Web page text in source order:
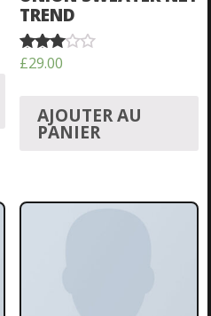
TREND
Note
£29.00
AJOUTER AU
PANIER